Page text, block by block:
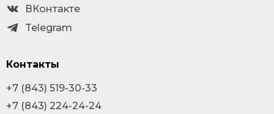
ВКонтакте
Telegram
Контакты
+7 (843) 519-30-33
+7 (843) 224-24-24